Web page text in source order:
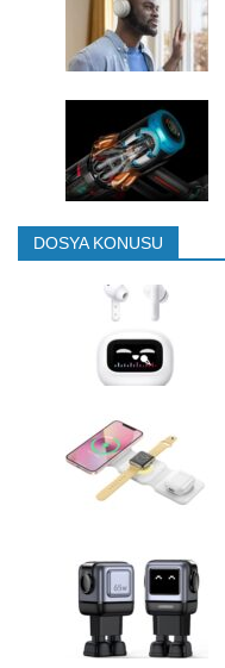
DOSYA KONUSU